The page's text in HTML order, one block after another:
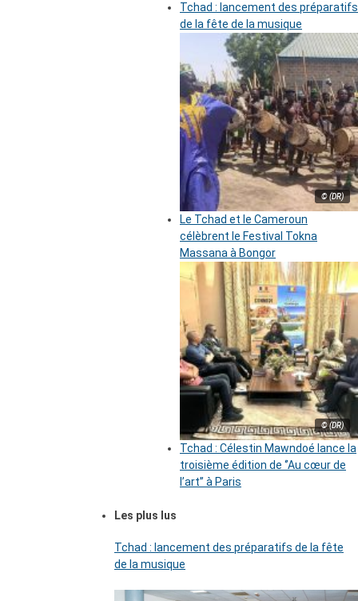
Tchad : lancement des préparatifs
de la fête de la musique
© (DR)
Le Tchad et le Cameroun
célèbrent le Festival Tokna
Massana à Bongor
© (DR)
Tchad : Célestin Mawndoé lance la
troisième édition de ‘’Au cœur de
l’art’’ à Paris
Les plus lus
Tchad : lancement des préparatifs de la fête
de la musique